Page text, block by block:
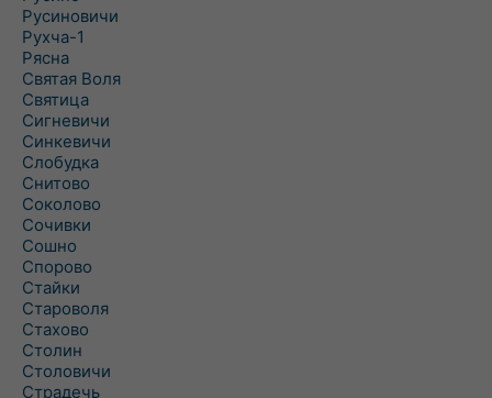
Русиновичи
Рухча-1
Рясна
Святая Воля
Святица
Сигневичи
Синкевичи
Слобудка
Снитово
Соколово
Сочивки
Сошно
Спорово
Стайки
Староволя
Стахово
Столин
Столовичи
Страдечь